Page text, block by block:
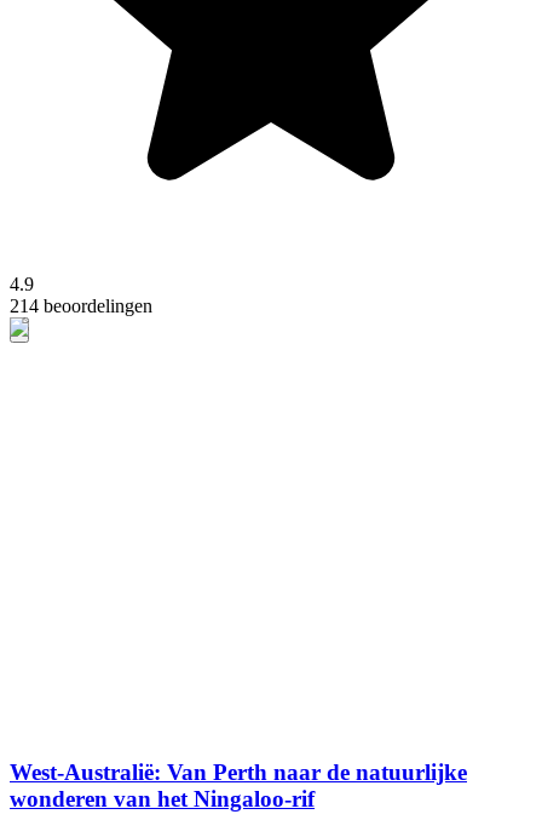
4.9
214 beoordelingen
West-Australië: Van Perth naar de natuurlijke
wonderen van het Ningaloo-rif